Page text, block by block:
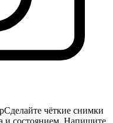
Сделайте чёткие снимки